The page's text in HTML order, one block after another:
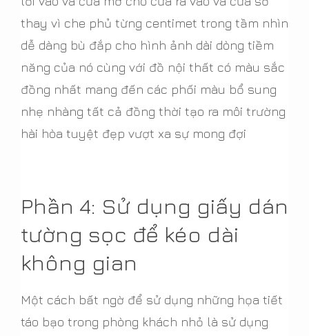
thay vì che phủ từng centimet trong tầm nhìn
dễ dàng bù đắp cho hình ảnh dài dòng tiềm
năng của nó cùng với đồ nội thất có màu sắc
đồng nhất mang đến các phối màu bổ sung
nhẹ nhàng tất cả đồng thời tạo ra môi trường
hài hòa tuyệt đẹp vượt xa sự mong đợi
Phần 4: Sử dụng giấy dán
tường sọc để kéo dài
không gian
Một cách bất ngờ để sử dụng những họa tiết
táo bạo trong phòng khách nhỏ là sử dụng